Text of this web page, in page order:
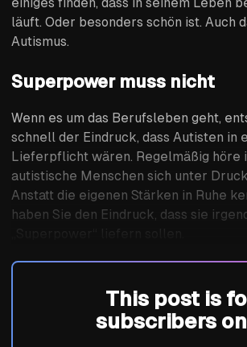
läuft. Oder besonders schön ist. Auch
Autismus.
Superpower muss nicht
Wenn es um das Berufsleben geht,
schnell der Eindruck, dass Autisten in
Lieferpflicht wären. Regelmäßig höre
autistische Menschen sich unter
Anstatt die eigenen Stärken in Ruhe
haben Sie den Eindruck, dass sie
This post is
subscribers